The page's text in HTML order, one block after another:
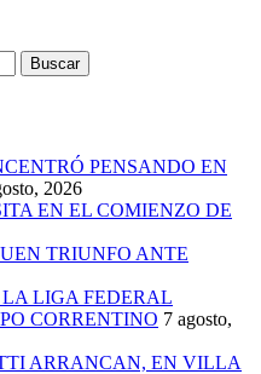
PENSANDO EN
2026
EN EL COMIENZO DE
TRIUNFO ANTE
LIGA FEDERAL
CORRENTINO 7 agosto,
ARRANCAN, EN VILLA